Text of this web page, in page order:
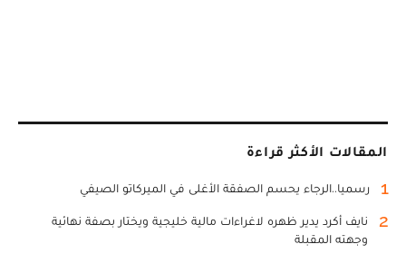
المقالات الأكثر قراءة
1 رسميا..الرجاء يحسم الصفقة الأغلى في الميركاتو الصيفي
2
نايف أكرد يدير ظهره لاغراءات مالية خليجية ويختار بصفة نهائية
وجهته المقبلة